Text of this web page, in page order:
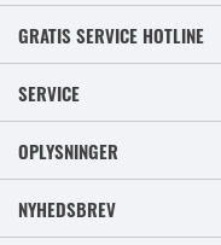
GRATIS SERVICE HOTLINE
SERVICE
OPLYSNINGER
NYHEDSBREV